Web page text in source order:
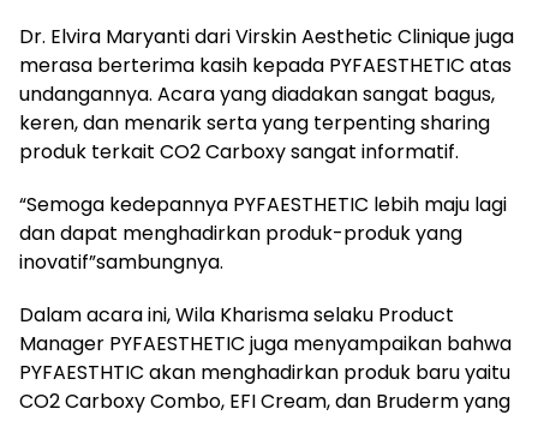
Dr. Elvira Maryanti dari Virskin Aesthetic Clinique juga
merasa berterima kasih kepada PYFAESTHETIC atas
undangannya. Acara yang diadakan sangat bagus,
keren, dan menarik serta yang terpenting sharing
produk terkait CO2 Carboxy sangat informatif.
“Semoga kedepannya PYFAESTHETIC lebih maju lagi
dan dapat menghadirkan produk-produk yang
inovatif”sambungnya.
Dalam acara ini, Wila Kharisma selaku Product
Manager PYFAESTHETIC juga menyampaikan bahwa
PYFAESTHTIC akan menghadirkan produk baru yaitu
CO2 Carboxy Combo, EFI Cream, dan Bruderm yang